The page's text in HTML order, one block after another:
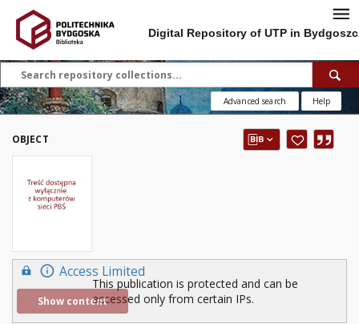
Digital Repository of UTP in
Advanced search Help
OBJECT
Access Limited
Show content
This publication is protected and can be
accessed only from certain IPs.